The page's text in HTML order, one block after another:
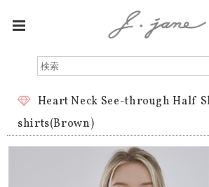
Heart Neck See-through Half
shirts(Brown)